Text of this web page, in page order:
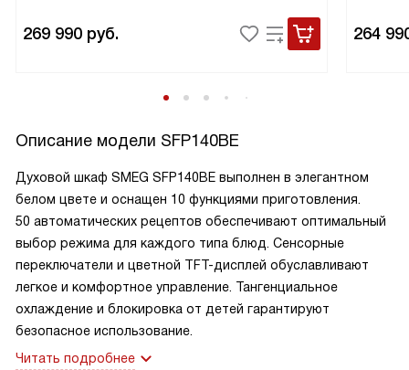
269 990 руб. 264
Описание модели SFP140BE
Духовой шкаф SMEG SFP140BE выполнен в элегантном
белом цвете и оснащен 10 функциями приготовления.
50 автоматических рецептов обеспечивают оптимальный
выбор режима для каждого типа блюд. Сенсорные
переключатели и цветной TFT-дисплей обуславливают
легкое и комфортное управление. Тангенциальное
охлаждение и блокировка от детей гарантируют
безопасное использование.
Читать подробнее